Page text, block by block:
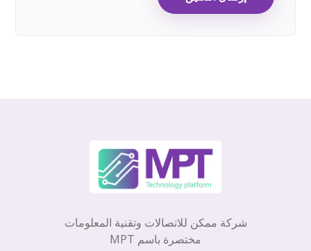
شركة ممكن للاتصالات وتقنية المعلومات
مختصرة باسم MPT